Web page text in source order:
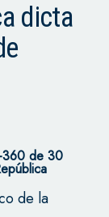
dicta
360 de 30
de la